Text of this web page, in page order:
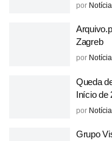
por
Zagreb
por
Queda
Início de
por
Grupo